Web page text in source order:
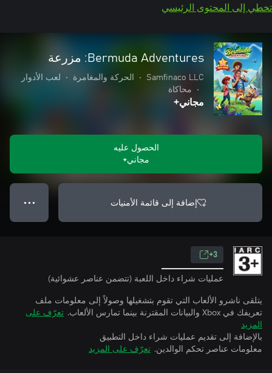
تخطي إلى المحتوى الرئيسي
Bermuda Adventures: مزرعة
Samfinaco LLC
• الحركة والمغامرة •
لعب الأدوار
•
محاكاة
مجاني+
الحصول عليه
مجاني+
إضافة إلى قائمة الأمنيات ● ● ●
3+
عمليات شراء داخل اللعبة (تتضمن عناصر عشوائية)
يتلقى ناشرو الألعاب التي تقوم بتشغيلها وصولاً إلى معلومات ملف
تعريفك في Xbox والبيانات المقترنة بينما تمارس الألعاب.
تعرّف على
المزيد
بالإضافة إلى تقديم عمليات شراء داخل التطبيق
معلومات عناصر تحكم الوالدين. تعرّف على المزيد